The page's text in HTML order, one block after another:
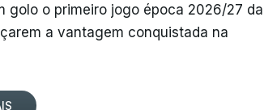
o primeiro jogo época 2026/27 da I
a vantagem conquistada na